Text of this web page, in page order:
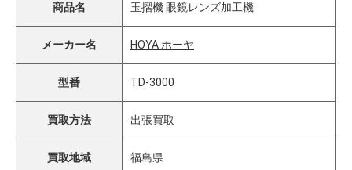
商品名 玉摺機 眼鏡レンズ加工機
メーカー名 HOYA ホーヤ
型番 TD-3000
買取方法 出張買取
買取地域 福島県